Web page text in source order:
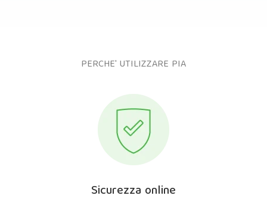
PERCHE' UTILIZZARE PIA
Sicurezza online